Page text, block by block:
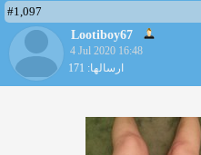
#1,097
Lootiboy67
4 Jul 2020 16:48
ارسالها: 171